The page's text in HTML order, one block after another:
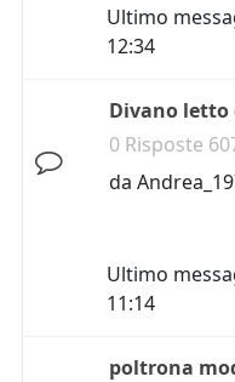
Ultimo
12:34
Divano
0 Risposte
da
Ultimo
11:14
poltrona